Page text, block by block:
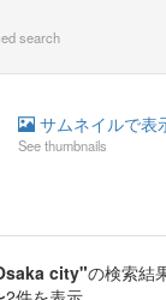
search
サムネイルで表
See thumbnails
city"の検索結